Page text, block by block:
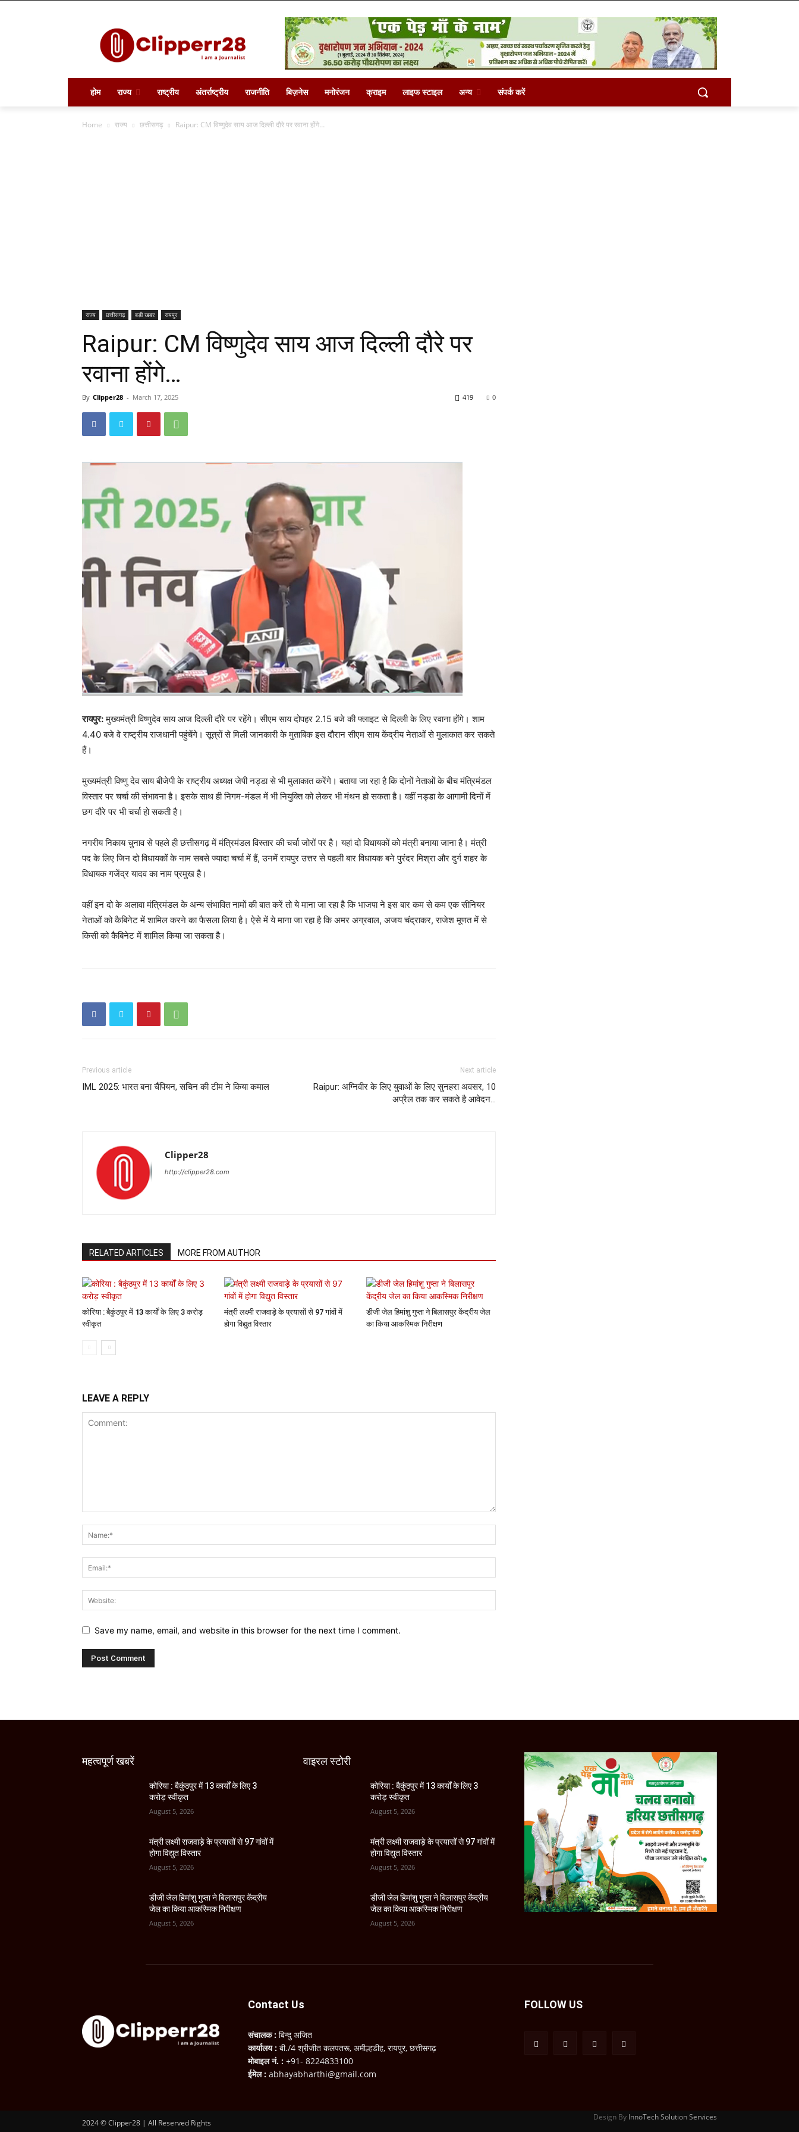
होम राज्य राष्ट्रीय अंतर्राष्ट्रीय राजनीति बिज़नेस मनोरंजन क्राइम लाइफ स्टाइल अन्य संपर्क करें
Home राज्य छत्तीसगढ़ Raipur: CM विष्णुदेव साय आज दिल्ली दौरे पर रवाना होंगे…
राज्य छत्तीसगढ़ बड़ी खबर रायपुर
Raipur: CM विष्णुदेव साय आज दिल्ली दौरे पर
रवाना होंगे…
By Clipper28 - March 17, 2025 0
419
रायपुर:मुख्यमंत्री विष्णुदेव साय आज दिल्ली दौरे पर रहेंगे। सीएम साय दोपहर 2.15 बजे की फ्लाइट से दिल्ली के लिए रवाना होंगे। शाम
4.40 बजे वे राष्ट्रीय राजधानी पहुंचेंगे। सूत्रों से मिली जानकारी के मुताबिक इस दौरान सीएम साय केंद्रीय नेताओं से मुलाकात कर सकते
हैं।
मुख्यमंत्री विष्णु देव साय बीजेपी के राष्ट्रीय अध्यक्ष जेपी नड्डा से भी मुलाकात करेंगे। बताया जा रहा है कि दोनों नेताओं के बीच मंत्रिमंडल
विस्तार पर चर्चा की संभावना है। इसके साथ ही निगम-मंडल में भी नियुक्ति को लेकर भी मंथन हो सकता है। वहीं नड्डा के आगामी दिनों में
छग दौरे पर भी चर्चा हो सकती है।
नगरीय निकाय चुनाव से पहले ही छत्तीसगढ़ में मंत्रिमंडल विस्तार की चर्चा जोरों पर है। यहां दो विधायकों को मंत्री बनाया जाना है। मंत्री
पद के लिए जिन दो विधायकों के नाम सबसे ज्यादा चर्चा में हैं, उनमें रायपुर उत्तर से पहली बार विधायक बने पुरंदर मिश्रा और दुर्ग शहर के
विधायक गजेंद्र यादव का नाम प्रमुख है।
वहीं इन दो के अलावा मंत्रिमंडल के अन्य संभावित नामों की बात करें तो ये माना जा रहा है कि भाजपा ने इस बार कम से कम एक सीनियर
नेताओं को कैबिनेट में शामिल करने का फैसला लिया है। ऐसे में ये माना जा रहा है कि अमर अग्रवाल, अजय चंद्राकर, राजेश मूणत में से
किसी को कैबिनेट में शामिल किया जा सकता है।
Previous article
IML 2025: भारत बना चैंपियन, सचिन की टीम ने किया कमाल
Next article
Raipur: अग्निवीर के लिए युवाओं के लिए सुनहरा अवसर, 10
अप्रैल तक कर सकते है आवेदन…
Clipper28
http://clipper28.com
RELATED ARTICLES MORE FROM AUTHOR
कोरिया : बैकुंठपुर में 13 कार्यों के लिए 3 करोड़
स्वीकृत
मंत्री लक्ष्मी राजवाड़े के प्रयासों से 97 गांवों में
होगा विद्युत विस्तार
डीजी जेल हिमांशु गुप्ता ने बिलासपुर केंद्रीय जेल
का किया आकस्मिक निरीक्षण
LEAVE A REPLY
Save my name, email, and website in this browser for the next time I comment.
महत्वपूर्ण खबरें
कोरिया : बैकुंठपुर में 13 कार्यों के लिए 3
करोड़ स्वीकृत
August 5, 2026
मंत्री लक्ष्मी राजवाड़े के प्रयासों से 97 गांवों में
होगा विद्युत विस्तार
August 5, 2026
डीजी जेल हिमांशु गुप्ता ने बिलासपुर केंद्रीय
जेल का किया आकस्मिक निरीक्षण
August 5, 2026
वाइरल स्टोरी
कोरिया : बैकुंठपुर में 13 कार्यों के लिए 3
करोड़ स्वीकृत
August 5, 2026
मंत्री लक्ष्मी राजवाड़े के प्रयासों से 97 गांवों में
होगा विद्युत विस्तार
August 5, 2026
डीजी जेल हिमांशु गुप्ता ने बिलासपुर केंद्रीय
जेल का किया आकस्मिक निरीक्षण
August 5, 2026
Contact Us
संचालक : बिन्दु अजित
कार्यालय : बी./4 श्रीजीत कलपतरू, अमील्हडीह, रायपुर, छत्तीसगढ़
मोबाइल नं. : +91- 8224833100
ईमेल : abhayabharthi@gmail.com
FOLLOW US
2024 © Clipper28 | All Reserved Rights
Design By InnoTech Solution Services